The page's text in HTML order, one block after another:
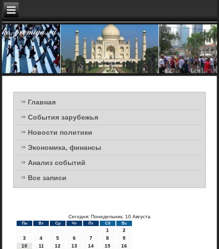
Главная
События зарубежья
Новости политики
Экономика, финансы
Анализ событий
Все записи
Сегодня: Понедельник, 10 Августа
Пн Вт Ср Чт Пт Сб Вс
1
2
3
4 5 6 7 8
9
10
11 12 13 14 15
16